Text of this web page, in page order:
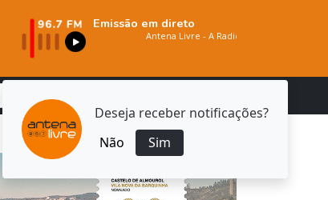
Deseja receber notificações?
Não
Sim
Emissão em direto